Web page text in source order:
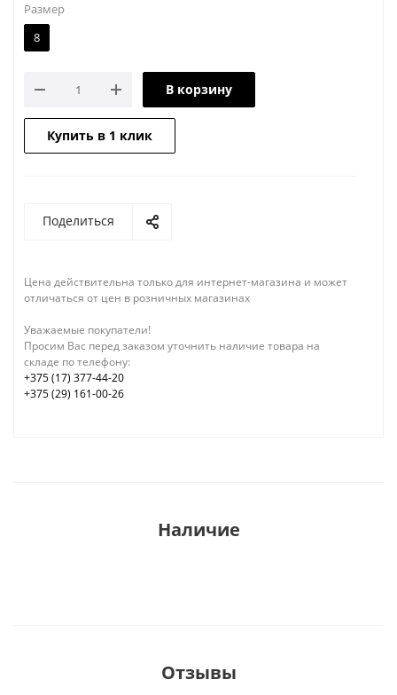
Размер
8
В корзину
Купить в 1 клик
Поделиться
Цена действительна только для интернет-магазина и может
отличаться от цен в розничных магазинах
Уважаемые покупатели!
Просим Вас перед заказом уточнить наличие товара на
складе по телефону:
+375 (17) 377-44-20
+375 (29) 161-00-26
Наличие
Отзывы